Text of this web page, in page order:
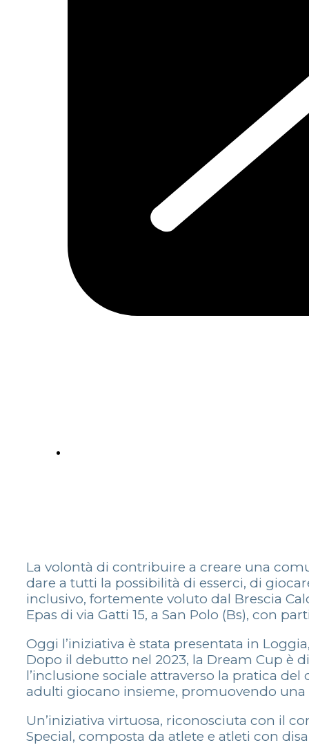
La volontà di contribuire a creare una
dare a tutti la possibilità di esserci, di
inclusivo, fortemente voluto dal Brescia
Epas di via Gatti 15, a San Polo (Bs), con
Oggi l’iniziativa è stata presentata in
Dopo il debutto nel 2023, la Dream Cup è
l’inclusione sociale attraverso la pratica
adulti giocano insieme, promuovendo
Un’iniziativa virtuosa, riconosciuta con il
Special, composta da atlete e atleti con